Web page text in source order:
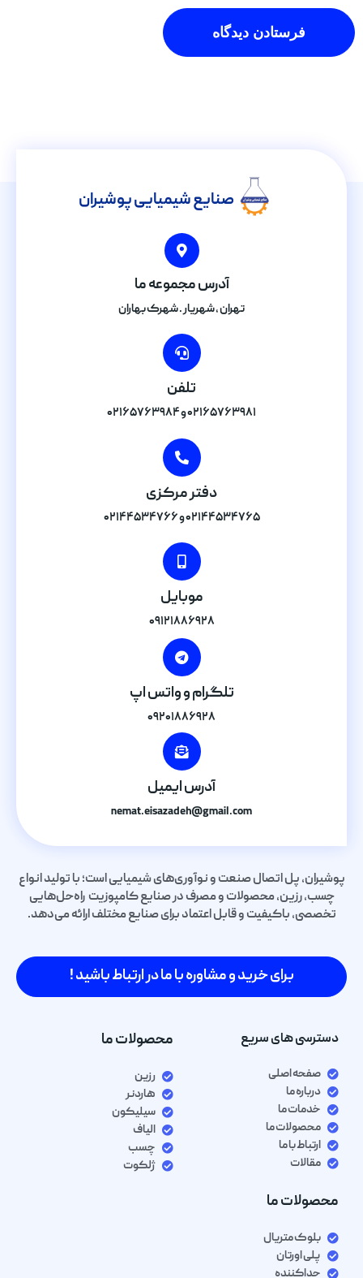
صنایع شیمیایی پوشیران
آدرس مجموعه ما
تهران , شهریار . شهرک بهاران
تلفن
۰۲۱۶۵۷۶۳۹۸۱ و ۰۲۱۶۵۷۶۳۹۸۴
دفتر مرکزی
۰۲۱۴۴۵۳۴۷۶۵ و ۰۲۱۴۴۵۳۴۷۶۶
موبایل
۰۹۱۲۱۸۸۶۹۲۸
تلگرام و واتس اپ
۰۹۲۰۱۸۸۶۹۲۸
آدرس ایمیل
nemat.eisazadeh@gmail.com
پوشیران، پل اتصال صنعت و نوآوری‌های شیمیایی است؛ با تولید انواع
چسب، رزین، محصولات و مصرف در صنایع کامپوزیت راه‌حل‌هایی
تخصصی، باکیفیت و قابل اعتماد برای صنایع مختلف ارائه می‌دهد.
برای خرید و مشاوره با ما در ارتباط باشید !
دسترسی های سریع
صفحه اصلی
درباره ما
خدمات ما
محصولات ما
ارتباط با ما
مقالات
محصولات ما
رزین
هاردنر
سیلیکون
الیاف
چسب
ژلکوت
محصولات ما
بلوک متریال
پلی اورتان
جداکننده